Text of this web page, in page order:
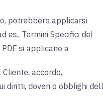
potrebbero applicarsi
es., Termini Specifici del
si applicano a
Cliente, accordo,
diritti, doveri o obblighi